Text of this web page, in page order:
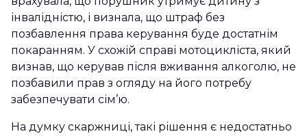
інвалідністю, і визнала, що штраф без
позбавлення права керування буде достатнім
покаранням. У схожій справі мотоцикліста, який
визнав, що керував після вживання алкоголю, не
позбавили прав з огляду на його потребу
забезпечувати сім’ю.
На думку скаржниці, такі рішення є недостатньо